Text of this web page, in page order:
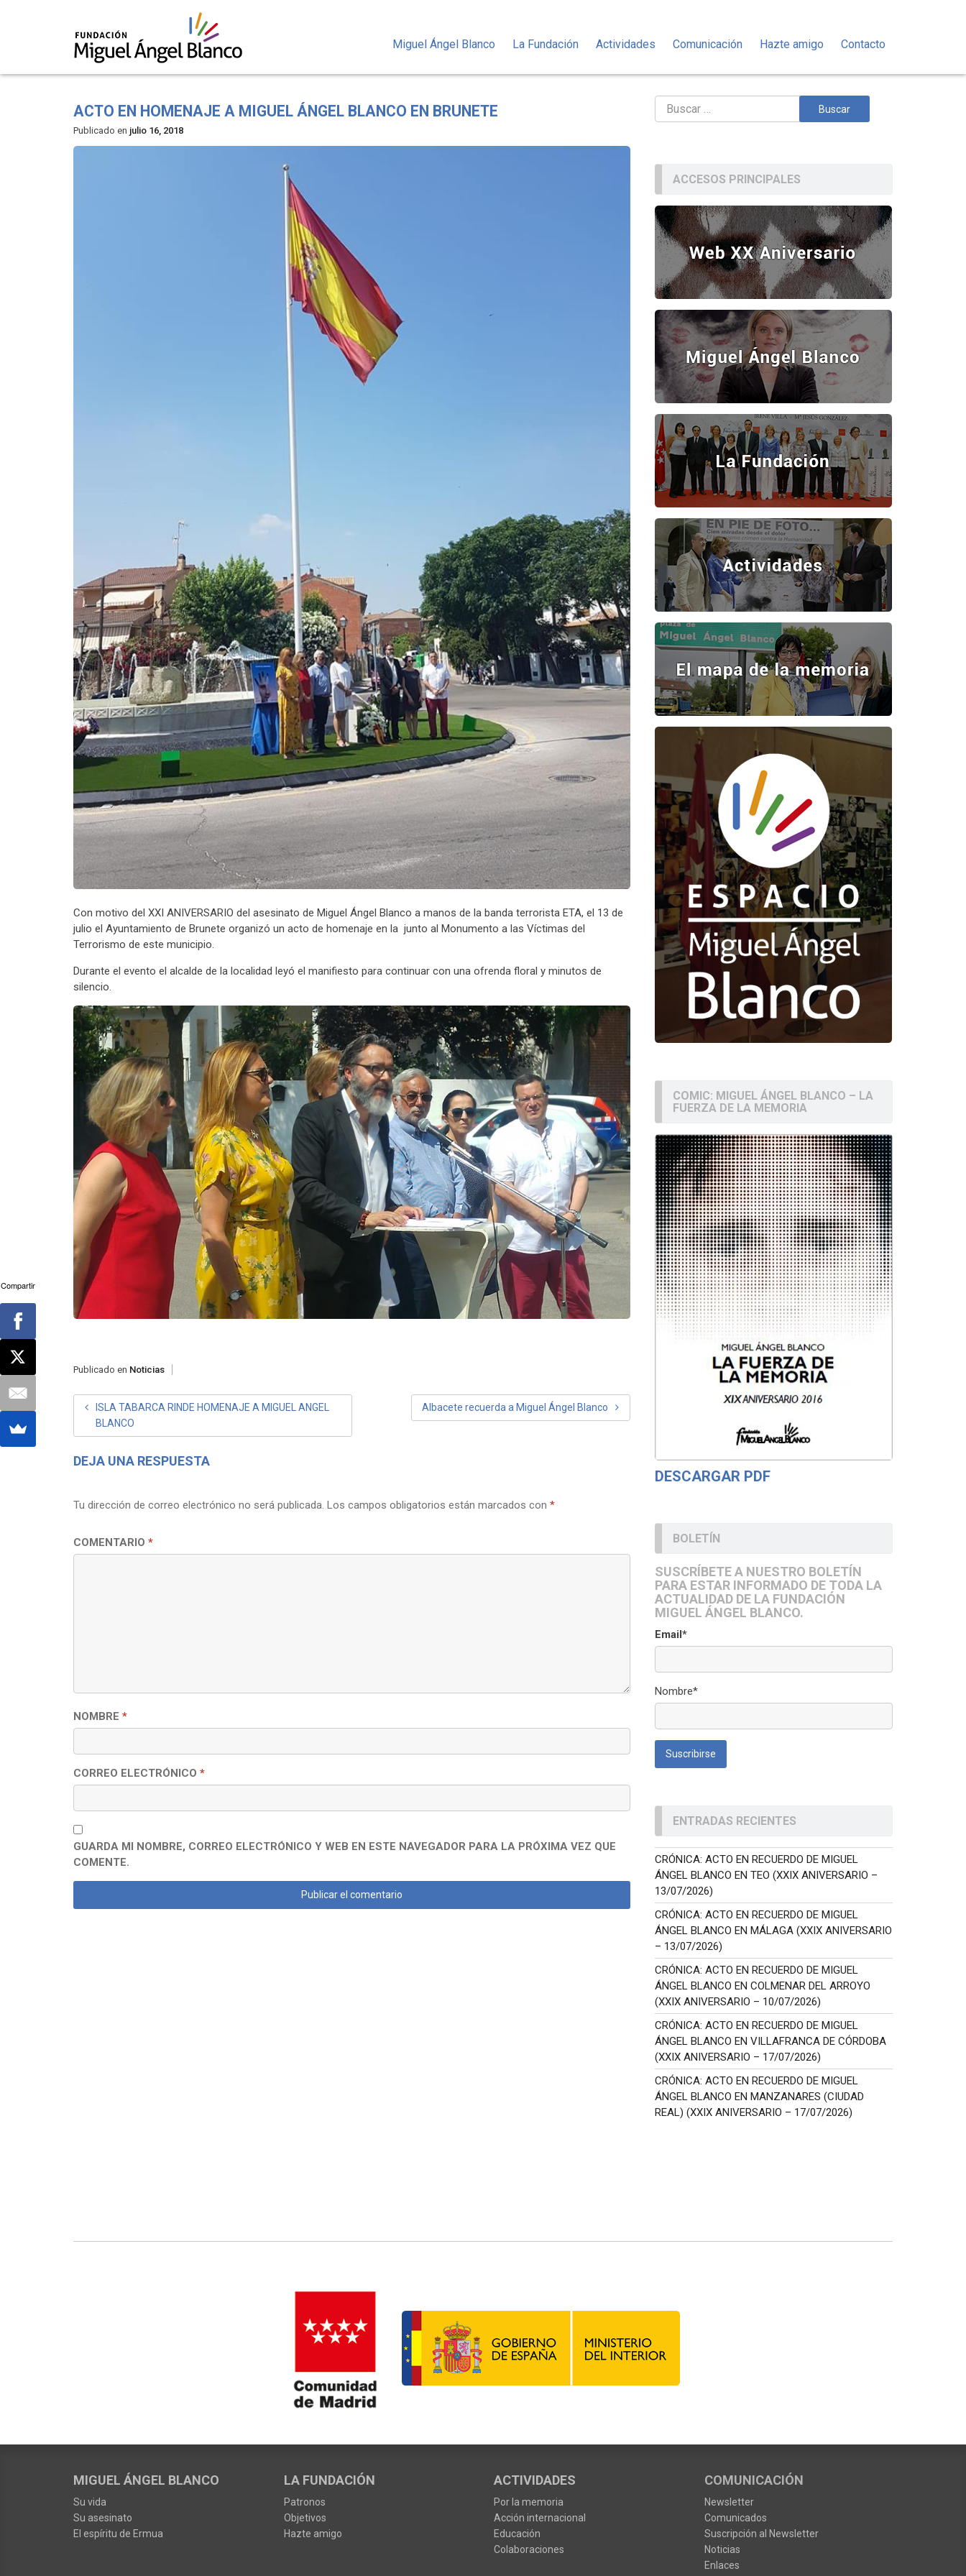
Miguel Ángel Blanco La Fundación Actividades Comunicación Hazte amigo Contacto
ACTO EN HOMENAJE A MIGUEL ÁNGEL BLANCO EN BRUNETE
Publicado en julio 16, 2018
Con motivo del XXI ANIVERSARIO del asesinato de Miguel Ángel Blanco a manos de la banda terrorista ETA, el 13 de
julio el Ayuntamiento de Brunete organizó un acto de homenaje en la junto al Monumento a las Víctimas del
Terrorismo de este municipio.
Durante el evento el alcalde de la localidad leyó el manifiesto para continuar con una ofrenda floral y minutos de
silencio.
Publicado en Noticias
NAVEGACIÓN
DE
ENTRADAS
ISLA TABARCA RINDE HOMENAJE A MIGUEL ANGEL
BLANCO
Albacete recuerda a Miguel Ángel Blanco
DEJA UNA RESPUESTA
Tu dirección de correo electrónico no será publicada. Los campos obligatorios están marcados con *
COMENTARIO *
NOMBRE *
CORREO ELECTRÓNICO *
GUARDA MI NOMBRE, CORREO ELECTRÓNICO Y WEB EN ESTE NAVEGADOR PARA LA PRÓXIMA VEZ QUE
COMENTE.
Buscar:
ACCESOS PRINCIPALES
COMIC: MIGUEL ÁNGEL BLANCO – LA
FUERZA DE LA MEMORIA
DESCARGAR PDF
BOLETÍN
SUSCRÍBETE A NUESTRO BOLETÍN
PARA ESTAR INFORMADO DE TODA LA
ACTUALIDAD DE LA FUNDACIÓN
MIGUEL ÁNGEL BLANCO.
Email*
Nombre*
ENTRADAS RECIENTES
CRÓNICA: ACTO EN RECUERDO DE MIGUEL
ÁNGEL BLANCO EN TEO (XXIX ANIVERSARIO –
13/07/2026)
CRÓNICA: ACTO EN RECUERDO DE MIGUEL
ÁNGEL BLANCO EN MÁLAGA (XXIX ANIVERSARIO
– 13/07/2026)
CRÓNICA: ACTO EN RECUERDO DE MIGUEL
ÁNGEL BLANCO EN COLMENAR DEL ARROYO
(XXIX ANIVERSARIO – 10/07/2026)
CRÓNICA: ACTO EN RECUERDO DE MIGUEL
ÁNGEL BLANCO EN VILLAFRANCA DE CÓRDOBA
(XXIX ANIVERSARIO – 17/07/2026)
CRÓNICA: ACTO EN RECUERDO DE MIGUEL
ÁNGEL BLANCO EN MANZANARES (CIUDAD
REAL) (XXIX ANIVERSARIO – 17/07/2026)
MIGUEL ÁNGEL BLANCO
Su vida
Su asesinato
El espíritu de Ermua
LA FUNDACIÓN
Patronos
Objetivos
Hazte amigo
ACTIVIDADES
Por la memoria
Acción internacional
Educación
Colaboraciones
COMUNICACIÓN
Newsletter
Comunicados
Suscripción al Newsletter
Noticias
Enlaces
Compartir